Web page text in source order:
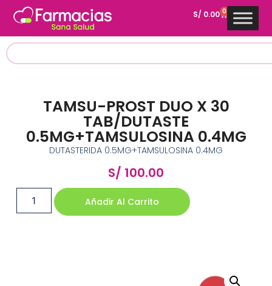
S/ 0.00 0
TAMSU-PROST DUO X 30
TAB/DUTASTE
0.5MG+TAMSULOSINA 0.4MG
DUTASTERIDA 0.5MG+TAMSULOSINA 0.4MG
S/ 100.00
Añadir Al Carrito